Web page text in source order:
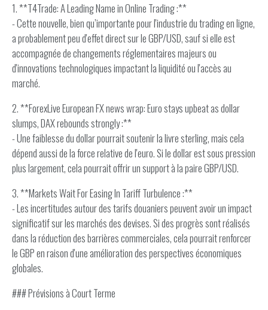
1. **T4Trade: A Leading Name in Online Trading :**
- Cette nouvelle, bien qu’importante pour l'industrie du trading en ligne,
a probablement peu d'effet direct sur le GBP/USD, sauf si elle est
accompagnée de changements réglementaires majeurs ou
d'innovations technologiques impactant la liquidité ou l'accès au
marché.
2. **ForexLive European FX news wrap: Euro stays upbeat as dollar
slumps, DAX rebounds strongly :**
- Une faiblesse du dollar pourrait soutenir la livre sterling, mais cela
dépend aussi de la force relative de l'euro. Si le dollar est sous pression
plus largement, cela pourrait offrir un support à la paire GBP/USD.
3. **Markets Wait For Easing In Tariff Turbulence :**
- Les incertitudes autour des tarifs douaniers peuvent avoir un impact
significatif sur les marchés des devises. Si des progrès sont réalisés
dans la réduction des barrières commerciales, cela pourrait renforcer
le GBP en raison d'une amélioration des perspectives économiques
globales.
### Prévisions à Court Terme